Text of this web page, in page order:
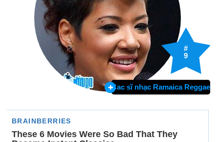
#
9
Cac sĩ nhạc Ramaica Reggae